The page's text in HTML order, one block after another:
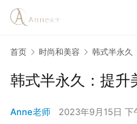
首页 时尚和美容 韩式半永久
韩式半永久：提升
Anne老师 2023年9月15日 下